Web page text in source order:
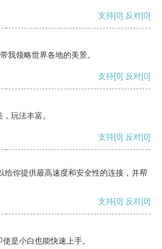
支持[0] 反对[0]
我领略世界各地的美景。
支持[0] 反对[0]
玩法丰富。
支持[0] 反对[0]
给你提供最高速度和安全性的连接，并帮
支持[0] 反对[0]
是小白也能快速上手。